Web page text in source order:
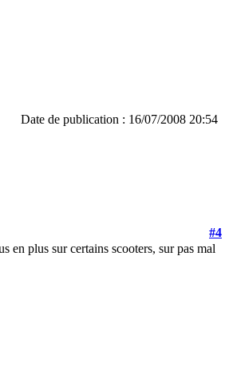
Date de publication : 16/07/2008 20:54
#4
en plus sur certains scooters, sur pas mal